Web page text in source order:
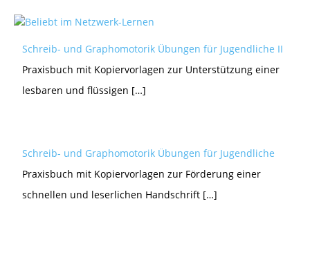
Schreib- und Graphomotorik Übungen für Jugendliche II
Praxisbuch mit Kopiervorlagen zur Unterstützung einer
lesbaren und flüssigen […]
Schreib- und Graphomotorik Übungen für Jugendliche
Praxisbuch mit Kopiervorlagen zur Förderung einer
schnellen und leserlichen Handschrift […]